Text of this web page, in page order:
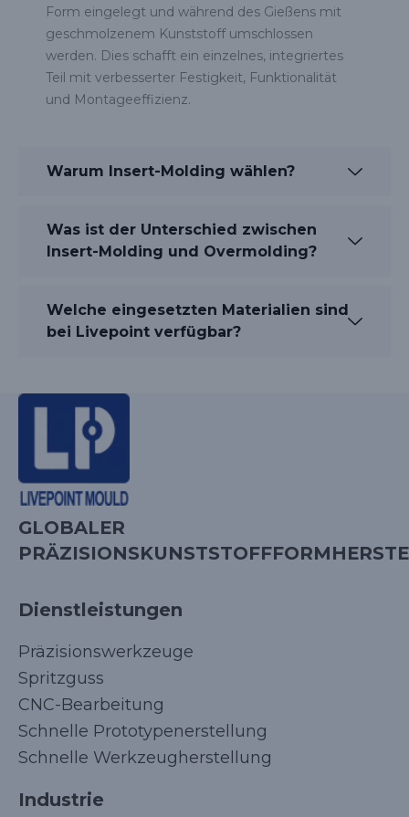
Form eingelegt und während des Gießens mit
geschmolzenem Kunststoff umschlossen
werden. Dies schafft ein einzelnes, integriertes
Teil mit verbesserter Festigkeit, Funktionalität
und Montageeffizienz.
Warum Insert-Molding wählen?
Was ist der Unterschied zwischen
Insert-Molding und Overmolding?
Welche eingesetzten Materialien sind
bei Livepoint verfügbar?
GLOBALER
Dienstleistungen
Präzisionswerkzeuge
Spritzguss
CNC-Bearbeitung
Schnelle Prototypenerstellung
Schnelle Werkzeugherstellung
Industrie